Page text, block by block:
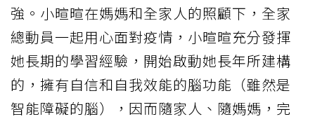
強。小暄暄在媽媽和全家人的照顧下，全家
總動員一起用心面對疫情，小暄暄充分發揮
她長期的學習經驗，開始啟動她長年所建構
的，擁有自信和自我效能的腦功能（雖然是
智能障礙的腦），因而隨家人、隨媽媽，完